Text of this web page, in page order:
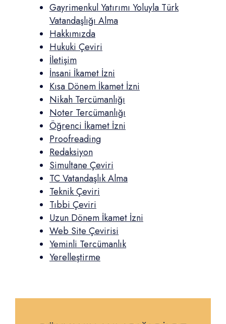
Gayrimenkul Yatırımı Yoluyla Türk
Vatandaşlığı Alma
Hakkımızda
Hukuki Çeviri
İletişim
İnsani İkamet İzni
Kısa Dönem İkamet İzni
Nikah Tercümanlığı
Noter Tercümanlığı
Öğrenci İkamet İzni
Proofreading
Redaksiyon
Simultane Çeviri
TC Vatandaşlık Alma
Teknik Çeviri
Tıbbi Çeviri
Uzun Dönem İkamet İzni
Web Site Çevirisi
Yeminli Tercümanlık
Yerelleştirme